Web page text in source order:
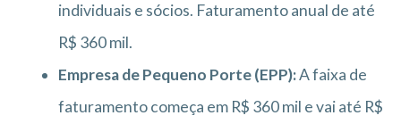
individuais e sócios. Faturamento anual de até
R$ 360 mil.
Empresa de Pequeno Porte (EPP):A faixa de
faturamento começa em R$ 360 mil e vai até R$